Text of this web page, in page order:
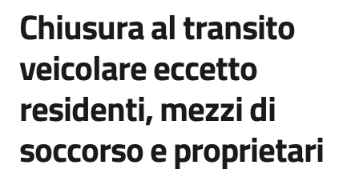
Menu selezionato
Servizi
Vivere
Palagano
Salta al contenuto
Chiusura al transito
veicolare eccetto
residenti, mezzi di
soccorso e proprietari